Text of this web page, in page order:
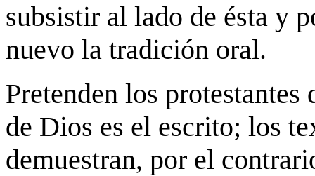
subsistir al lado de ésta y
nuevo la tradición oral.
Pretenden los
de Dios es el escrito; los
demuestran, por el